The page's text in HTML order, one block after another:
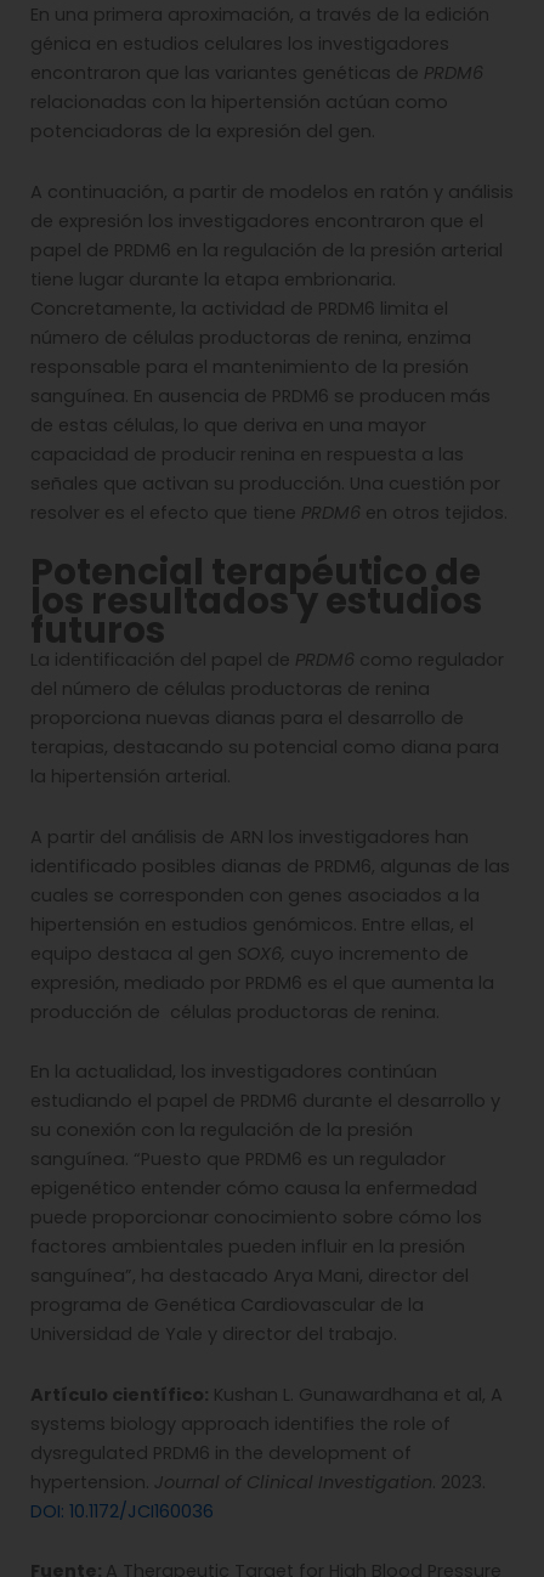
En una primera aproximación, a través de la edición
génica en estudios celulares los investigadores
encontraron que las variantes genéticas de PRDM6
relacionadas con la hipertensión actúan como
potenciadoras de la expresión del gen.
A continuación, a partir de modelos en ratón y análisis
de expresión los investigadores encontraron que el
papel de PRDM6 en la regulación de la presión arterial
tiene lugar durante la etapa embrionaria.
Concretamente, la actividad de PRDM6 limita el
número de células productoras de renina, enzima
responsable para el mantenimiento de la presión
sanguínea. En ausencia de PRDM6 se producen más
de estas células, lo que deriva en una mayor
capacidad de producir renina en respuesta a las
señales que activan su producción. Una cuestión por
resolver es el efecto que tiene PRDM6 en otros tejidos.
Potencial terapéutico de
los resultados y estudios
futuros
La identificación del papel de PRDM6 como regulador
del número de células productoras de renina
proporciona nuevas dianas para el desarrollo de
terapias, destacando su potencial como diana para
la hipertensión arterial.
A partir del análisis de ARN los investigadores han
identificado posibles dianas de PRDM6, algunas de las
cuales se corresponden con genes asociados a la
hipertensión en estudios genómicos. Entre ellas, el
equipo destaca al gen SOX6, cuyo incremento de
expresión, mediado por PRDM6 es el que aumenta la
producción de células productoras de renina.
En la actualidad, los investigadores continúan
estudiando el papel de PRDM6 durante el desarrollo y
su conexión con la regulación de la presión
sanguínea. “Puesto que PRDM6 es un regulador
epigenético entender cómo causa la enfermedad
puede proporcionar conocimiento sobre cómo los
factores ambientales pueden influir en la presión
sanguínea”, ha destacado Arya Mani, director del
programa de Genética Cardiovascular de la
Universidad de Yale y director del trabajo.
Artículo científico: Kushan L. Gunawardhana et al, A
systems biology approach identifies the role of
dysregulated PRDM6 in the development of
hypertension. Journal of Clinical Investigation. 2023.
DOI: 10.1172/JCI160036
Fuente: A Therapeutic Target for High Blood Pressure